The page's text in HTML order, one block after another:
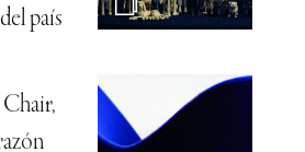
país